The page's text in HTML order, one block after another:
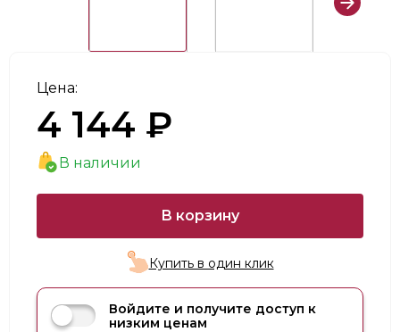
Цена:
4 144 ₽
В наличии
В корзину
Купить в один клик
Войдите и получите доступ к
низким ценам